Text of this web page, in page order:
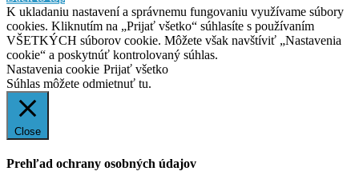
K ukladaniu nastavení a správnemu fungovaniu využívame súbory
cookies. Kliknutím na „Prijať všetko“ súhlasíte s používaním
VŠETKÝCH súborov cookie. Môžete však navštíviť „Nastavenia
cookie“ a poskytnúť kontrolovaný súhlas.
Nastavenia cookie Prijať všetko
Súhlas môžete odmietnuť tu.
Close
Prehľad ochrany osobných údajov